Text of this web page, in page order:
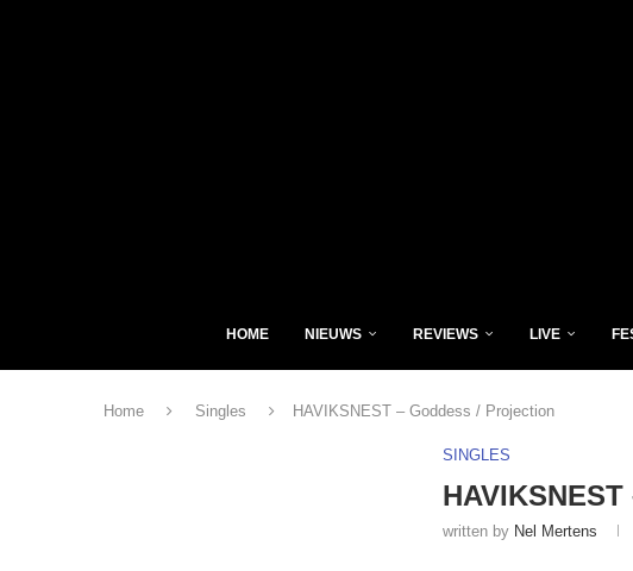
HOME NIEUWS REVIEWS LIVE
Home Singles HAVIKSNEST – Goddess / Projection
SINGLES
written by Nel Mertens